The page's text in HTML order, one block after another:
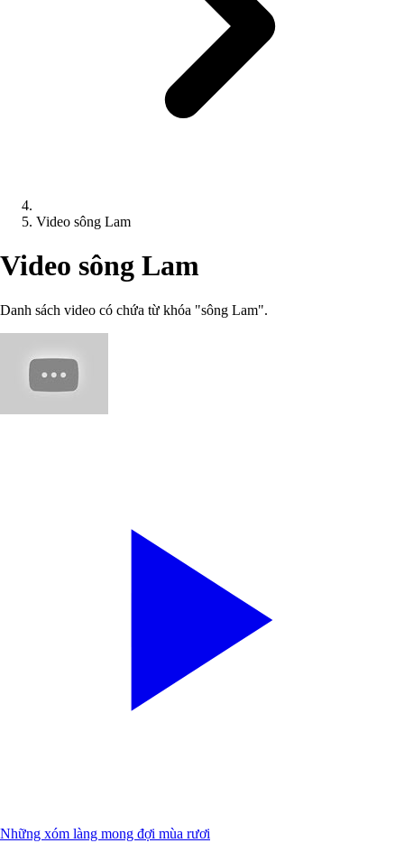
Video sông Lam
Video sông Lam
Danh sách video có chứa từ khóa "sông Lam".
Những xóm làng mong đợi mùa rươi